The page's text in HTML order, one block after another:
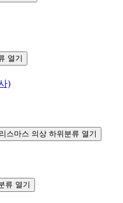
열기
)
스마스 의상 하위분류 열기
류 열기